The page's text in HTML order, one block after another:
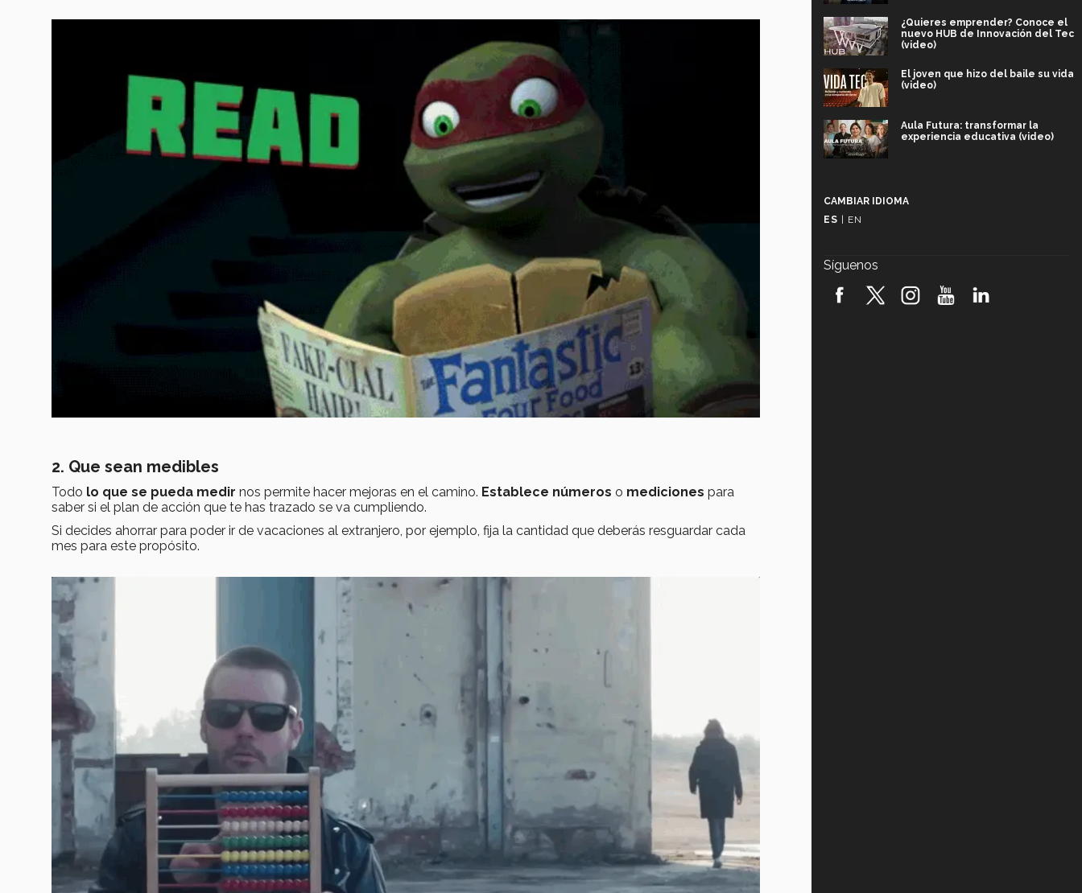
2. Que sean medibles
Todo lo que se pueda medir nos permite hacer mejoras en el camino. Establece números o mediciones para
saber si el plan de acción que te has trazado se va cumpliendo.
Si decides ahorrar para poder ir de vacaciones al extranjero, por ejemplo, fija la cantidad que deberás resguardar cada
mes para este propósito.
¿Quieres emprender? Conoce el
nuevo HUB de Innovación del Tec
(video)
El joven que hizo del baile su vida
(video)
Aula Futura: transformar la
experiencia educativa (video)
robótica FIRST 2026! (video)
CAMBIAR IDIOMA
ES | EN
Síguenos